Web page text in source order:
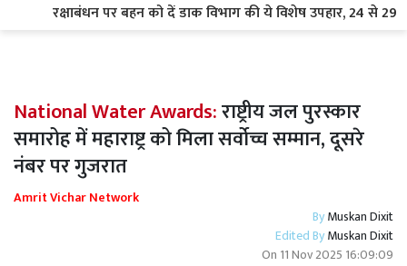
रक्षाबंधन पर बहन को दें डाक विभाग की ये विशेष उपहार, 24 से 29
National Water Awards:राष्ट्रीय जल पुरस्कार
समारोह में महाराष्ट्र को मिला सर्वोच्च सम्मान, दूसरे
नंबर पर गुजरात
Amrit Vichar Network
ByMuskan Dixit
Edited ByMuskan Dixit
On 11 Nov 2025 16:09:09